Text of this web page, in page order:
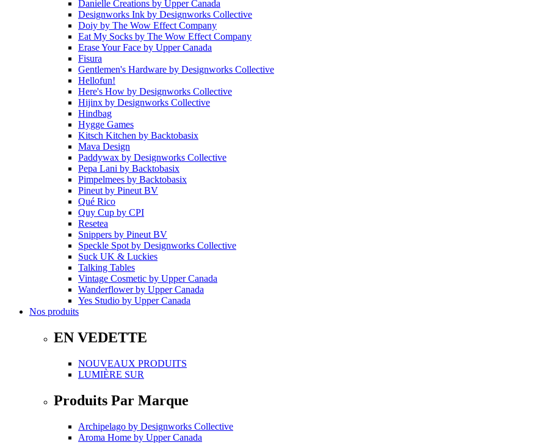
Danielle Creations by Upper Canada
Designworks Ink by Designworks Collective
Doiy by The Wow Effect Company
Eat My Socks by The Wow Effect Company
Erase Your Face by Upper Canada
Fisura
Gentlemen's Hardware by Designworks Collective
Hellofun!
Here's How by Designworks Collective
Hijinx by Designworks Collective
Hindbag
Hygge Games
Kitsch Kitchen by Backtobasix
Mava Design
Paddywax by Designworks Collective
Pepa Lani by Backtobasix
Pimpelmees by Backtobasix
Pineutby Pineut BV
Qué Rico
Quy Cup by CPI
Resetea
Snippers by Pineut BV
Speckle Spotby Designworks Collective
Suck UK & Luckies
Talking Tables
Vintage Cosmetic by Upper Canada
Wanderflowerby Upper Canada
Yes Studio by Upper Canada
Nos produits
EN VEDETTE
NOUVEAUX PRODUITS
LUMIÈRE SUR
Produits Par Marque
Archipelago by Designworks Collective
Aroma Home by Upper Canada